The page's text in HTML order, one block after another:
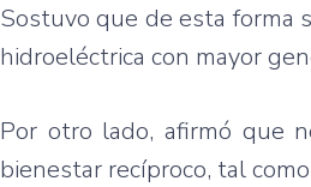
Sostuvo que de esta forma
hidroeléctrica con mayor
Por otro lado, afirmó que
bienestar recíproco, tal